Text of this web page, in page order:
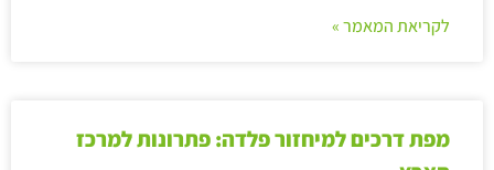
לקריאת המאמר »
מפת דרכים למיחזור פלדה: פתרונות למרכז